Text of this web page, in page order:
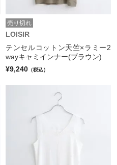
売り切れ
LOISIR
テンセルコットン天竺×ラミー2
wayキャミインナー(ブラウン)
¥9,240 （税込）